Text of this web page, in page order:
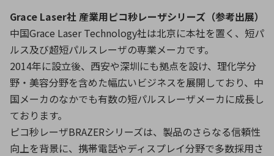
Grace Laser社 産業用ピコ秒レーザシリーズ（参考出展）
中国Grace Laser Technology社は北京に本社を置く、短パ
ルス及び超短パルスレーザの専業メーカです。
2014年に設立後、西安や深圳にも拠点を設け、理化学分
野・美容分野を含めた幅広いビジネスを展開しており、中
国メーカのなかでも有数の短パルスレーザメーカに成長し
ております。
ピコ秒レーザBRAZERシリーズは、製品のさらなる信頼性
向上を背景に、携帯電話やディスプレイ分野で多数採用さ